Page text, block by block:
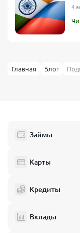
4
Главная Блог
Займы
Карты
Кредиты
Вклады